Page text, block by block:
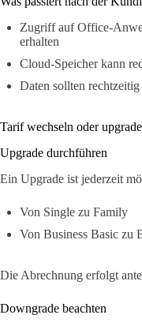
Zugriff auf Office-
erhalten
Cloud-Speicher kann
Daten sollten
Tarif wechseln oder
Upgrade durchführen
Ein Upgrade ist jederzeit
Von Single zu Family
Von Business Basic zu
Die Abrechnung erfolgt
Downgrade beachten